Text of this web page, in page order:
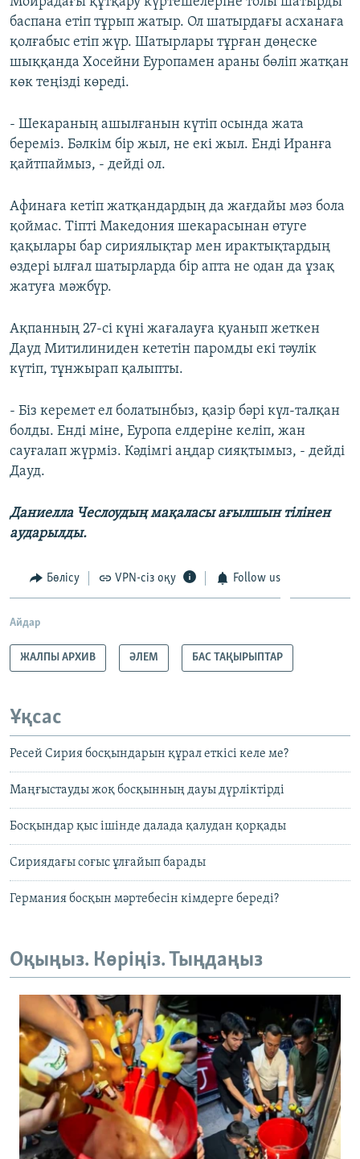
баспана етіп тұрып жатыр. Ол шатырдағы асханаға
қолғабыс етіп жүр. Шатырлары тұрған дөңеске
шыққанда Хосейни Еуропамен араны бөліп жатқан
көк теңізді көреді.
- Шекараның ашылғанын күтіп осында жата
береміз. Бәлкім бір жыл, не екі жыл. Енді Иранға
қайтпаймыз, - дейді ол.
Афинаға кетіп жатқандардың да жағдайы мәз бола
қоймас. Тіпті Македония шекарасынан өтуге
қақылары бар сириялықтар мен ирактықтардың
өздері ылғал шатырларда бір апта не одан да ұзақ
жатуға мәжбүр.
Ақпанның 27-сі күні жағалауға қуанып жеткен
Дауд Митилиниден кететін паромды екі тәулік
күтіп, тұнжырап қалыпты.
- Біз керемет ел болатынбыз, қазір бәрі күл-талқан
болды. Енді міне, Еуропа елдеріне келіп, жан
сауғалап жүрміз. Кәдімгі аңдар сияқтымыз, - дейді
Дауд.
Даниелла Чеслоудың мақаласы ағылшын тілінен
аударылды.
Бөлісу VPN-сіз оқу Follow us
Айдар
ЖАЛПЫ АРХИВ ӘЛЕМ БАС ТАҚЫРЫПТАР
Ұқсас
Ресей Сирия босқындарын құрал еткісі келе ме?
Маңғыстауды жоқ босқынның дауы дүрліктірді
Босқындар қыс ішінде далада қалудан қорқады
Сириядағы соғыс ұлғайып барады
Германия босқын мәртебесін кімдерге береді?
Оқыңыз. Көріңіз. Тыңдаңыз